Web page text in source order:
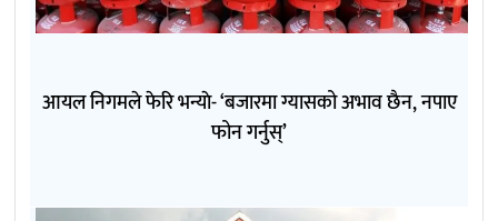
आयल निगमले फेरि भन्याे- ‘बजारमा ग्यासको अभाव छैन, नपाए
फोन गर्नुस्’